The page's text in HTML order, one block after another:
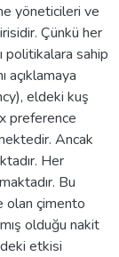
yöneticileri ve
Çünkü her
politikalara sahip
açıklamaya
eldeki kuş
preference
Ancak
Her
Bu
olan çimento
olduğu nakit
etkisi